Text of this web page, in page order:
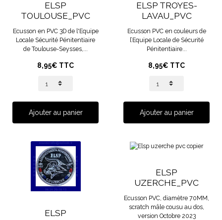
ELSP
TOULOUSE_PVC
Ecusson en PVC 3D de l'Equipe
Locale Sécurité Pénitentiaire
de Toulouse-Seysses,...
8,95€ TTC
Ajouter au panier
ELSP TROYES-
LAVAU_PVC
Ecusson PVC en couleurs de
l’Equipe Locale de Sécurité
Pénitentiaire...
8,95€ TTC
Ajouter au panier
ELSP
ELSP
UZERCHE_PVC
Ecusson PVC, diamètre 70MM,
scratch mâle cousu au dos,
version Octobre 2023